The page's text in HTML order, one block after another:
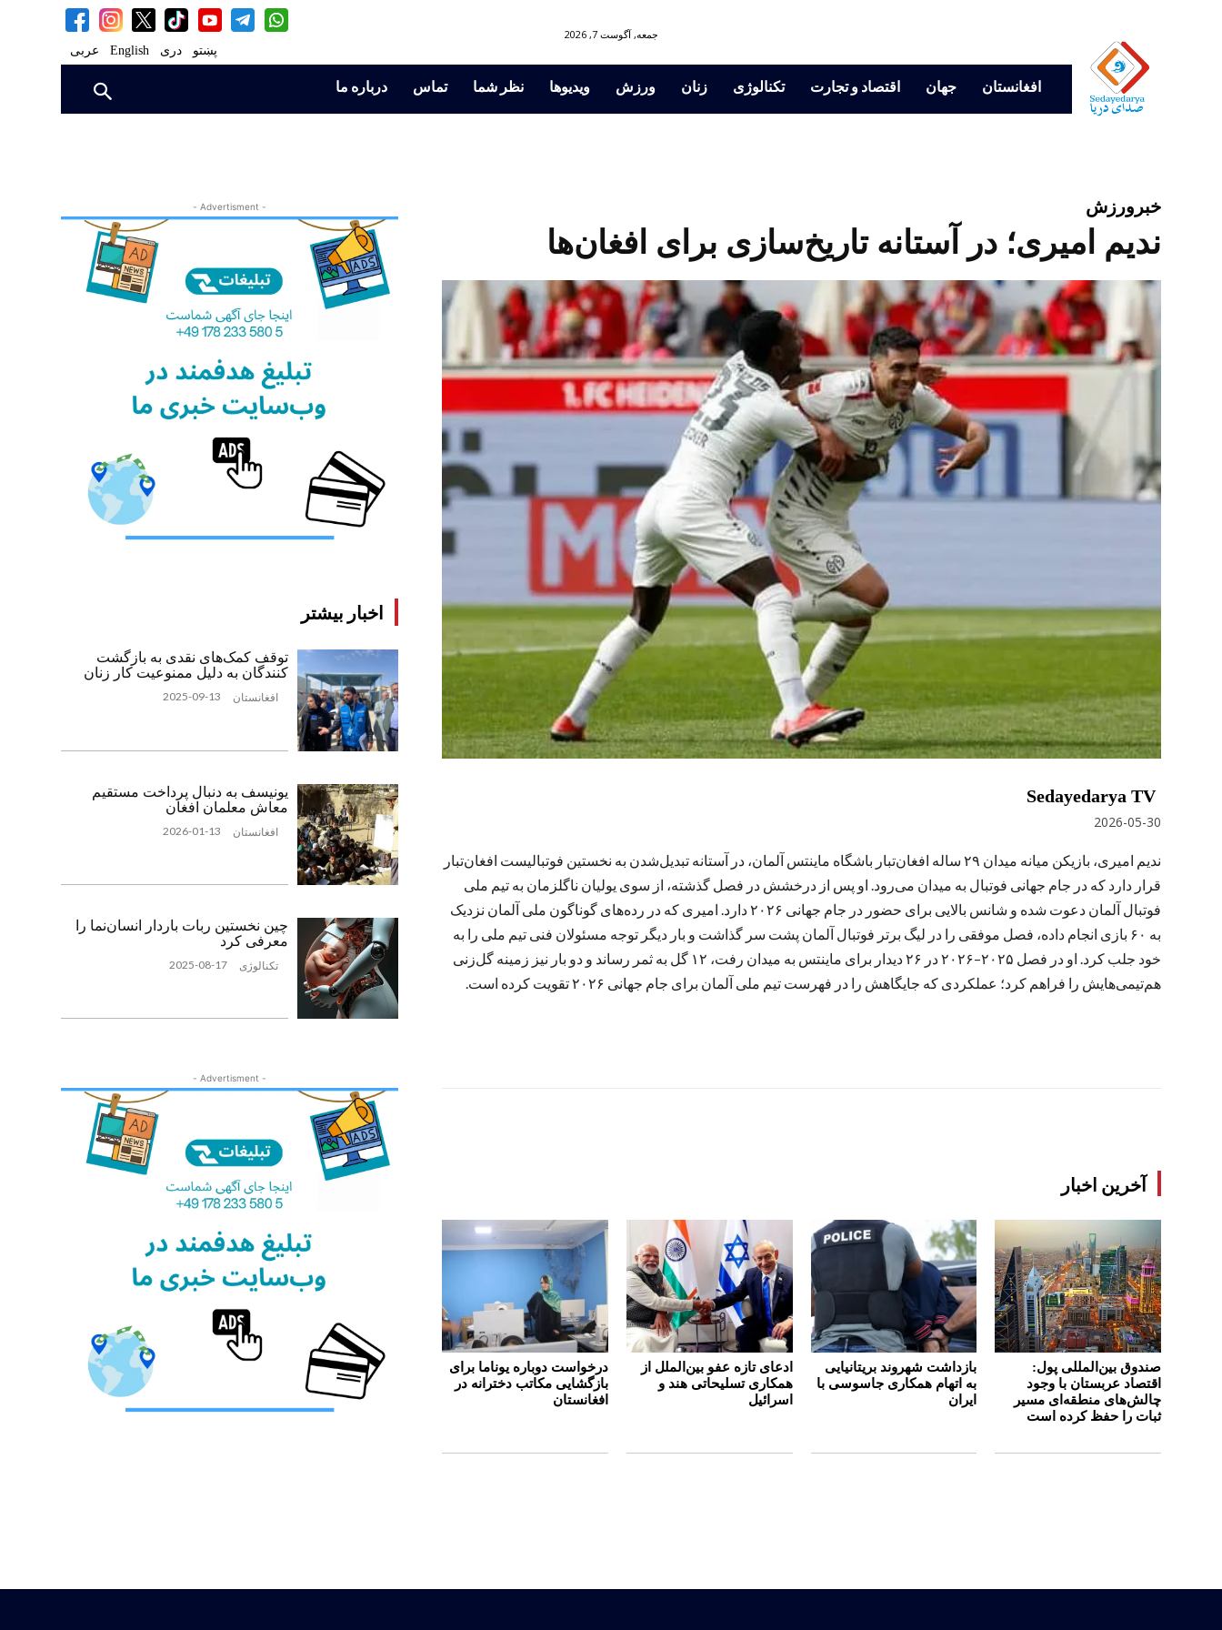
پښتو دری English عربی
جمعه, آگوست 7, 2026
افغانستان جهان اقتصاد و تجارت تکنالوژی زنان ورزش ویدیوها نظر شما تماس درباره ما
- Advertisment -
اخبار بیشتر
توقف کمک‌های نقدی به بازگشت
‌کنندگان به دلیل ممنوعیت کار زنان
افغانستان 2025-09-13
یونیسف به دنبال پرداخت مستقیم
معاش معلمان افغان
افغانستان 2026-01-13
چین نخستین ربات باردار انسان‌نما را
معرفی کرد
تکنالوژی 2025-08-17
- Advertisment -
خبر ورزش
ندیم امیری؛ در آستانه تاریخ‌سازی برای افغان‌ها
Sedayedarya TV
2026-05-30
ندیم امیری، بازیکن میانه میدان ۲۹ ساله افغان‌تبار باشگاه ماینتس آلمان، در آستانه تبدیل‌شدن به نخستین فوتبالیست افغان‌تبار
قرار دارد که در جام جهانی فوتبال به میدان می‌رود. او پس از درخشش در فصل گذشته، از سوی یولیان ناگلزمان به تیم ملی
فوتبال آلمان دعوت شده و شانس بالایی برای حضور در جام جهانی ۲۰۲۶ دارد. امیری که در رده‌های گوناگون ملی آلمان نزدیک
به ۶۰ بازی انجام داده، فصل موفقی را در لیگ برتر فوتبال آلمان پشت سر گذاشت و بار دیگر توجه مسئولان فنی تیم ملی را به
خود جلب کرد. او در فصل ۲۰۲۵–۲۰۲۶ در ۲۶ دیدار برای ماینتس به میدان رفت، ۱۲ گل به ثمر رساند و دو بار نیز زمینه گل‌زنی
هم‌تیمی‌هایش را فراهم کرد؛ عملکردی که جایگاهش را در فهرست تیم ملی آلمان برای جام جهانی ۲۰۲۶ تقویت کرده است.
آخرین اخبار
صندوق بین‌المللی پول:
اقتصاد عربستان با وجود
چالش‌های منطقه‌ای مسیر
ثبات را حفظ کرده است
بازداشت شهروند بریتانیایی
به اتهام همکاری جاسوسی با
ایران
ادعای تازه عفو بین‌الملل از
همکاری تسلیحاتی هند و
اسرائیل
درخواست دوباره یوناما برای
بازگشایی مکاتب دخترانه در
افغانستان